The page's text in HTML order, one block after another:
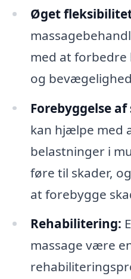
Øget
med at
og
Forebyggelse af
kan hjælpe med
belastninger i
føre til skader,
at forebygge
Rehabilitering:
massage være